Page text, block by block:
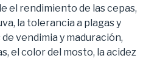
el rendimiento de las cepas,
la tolerancia a plagas y
vendimia y maduración,
el color del mosto, la acidez